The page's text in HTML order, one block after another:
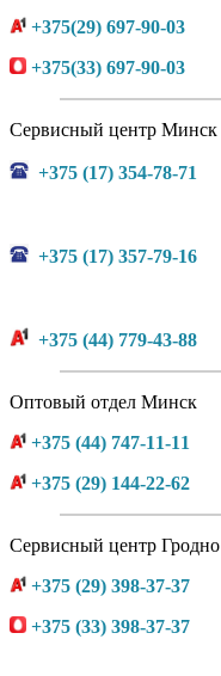
+375(29) 697-90-03
+375(33) 697-90-03
Сервисный центр Минск
+375 (17) 354-78-71
+375 (17) 357-79-16
+375 (44) 779-43-88
Оптовый отдел Минск
+375 (44) 747-11-11
+375 (29) 144-22-62
Сервисный центр Гродно
+375 (29) 398-37-37
+375 (33) 398-37-37